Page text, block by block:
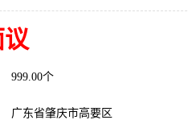
999.00个
广东省肇庆市高要区